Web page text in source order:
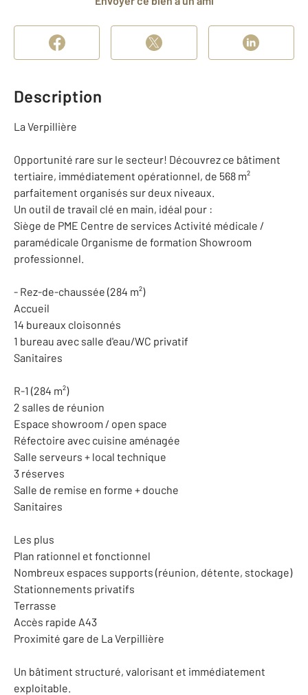
Description
La Verpillière
Opportunité rare sur le secteur! Découvrez ce bâtiment
tertiaire, immédiatement opérationnel, de 568 m²
parfaitement organisés sur deux niveaux.
Un outil de travail clé en main, idéal pour :
Siège de PME Centre de services Activité médicale /
paramédicale Organisme de formation Showroom
professionnel.
- Rez-de-chaussée (284 m²)
Accueil
14 bureaux cloisonnés
1 bureau avec salle d'eau/WC privatif
Sanitaires
R-1 (284 m²)
2 salles de réunion
Espace showroom / open space
Réfectoire avec cuisine aménagée
Salle serveurs + local technique
3 réserves
Salle de remise en forme + douche
Sanitaires
Les plus
Plan rationnel et fonctionnel
Nombreux espaces supports (réunion, détente, stockage)
Stationnements privatifs
Terrasse
Accès rapide A43
Proximité gare de La Verpillière
Un bâtiment structuré, valorisant et immédiatement
exploitable.